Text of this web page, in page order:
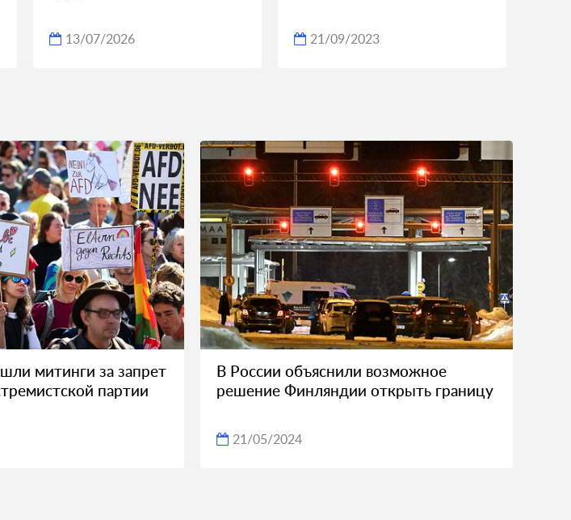
13/07/2026 21/09/2023
митинги за запрет
партии
В России объяснили возможное
решение Финляндии открыть границу
21/05/2024